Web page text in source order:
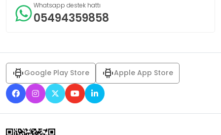
Whatsapp destek hattı
05494359858
Google Play Store Apple App Store